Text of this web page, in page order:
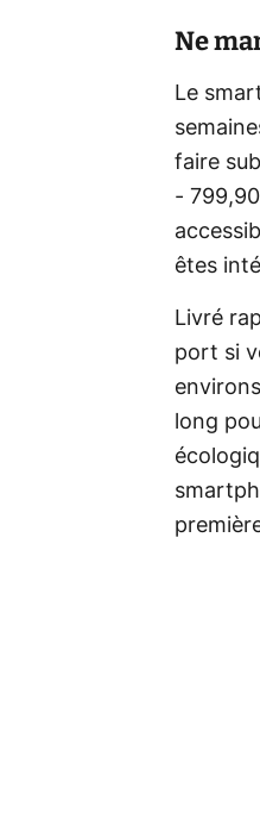
Ne
Le
faire
-
êtes
Livré
port si
long